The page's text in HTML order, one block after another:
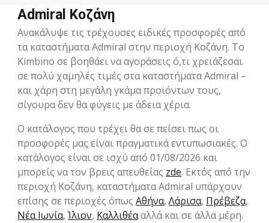
Admiral Κοζάνη
Ανακάλυψε τις τρέχουσες ειδικές προσφορές από
τα καταστήματα Admiral στην περιοχή Κοζάνη. Το
Kimbino σε βοηθάει να αγοράσεις ό,τι χρειάζεσαι
σε πολύ χαμηλές τιμές στα καταστήματα Admiral –
και χάρη στη μεγάλη γκάμα προϊόντων τους,
σίγουρα δεν θα φύγεις με άδεια χέρια.
Ο κατάλογος που τρέχει θα σε πείσει πως οι
προσφορές μας είναι πραγματικά εντυπωσιακές. Ο
κατάλογος είναι σε ισχύ από 01/08/2026 και
μπορείς να τον βρεις απευθείας zde. Εκτός από την
περιοχή Κοζάνη, καταστήματα Admiral υπάρχουν
επίσης σε περιοχές όπως Αθήνα, Λάρισα, Πρέβεζα,
Νέα Ιωνία, Ίλιον, Καλλιθέααλλά και σε άλλα μέρη.